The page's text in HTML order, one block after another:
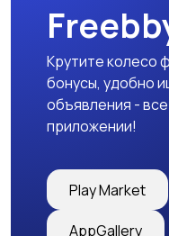
Крутите колесо
бонусы, удобно
объявления -
приложении!
Play Market
AppGallery